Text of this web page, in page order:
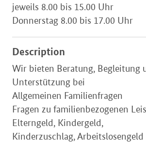
jeweils 8.00 bis 15.00 Uhr
Donnerstag 8.00 bis 17.00 Uhr
Description
Wir bieten Beratung, Begleitung
Unterstützung bei
Allgemeinen Familienfragen
Fragen zu familienbezogenen
Elterngeld, Kindergeld,
Kinderzuschlag,